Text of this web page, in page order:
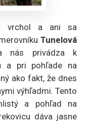
vrchol a ani sa
Tunelová
nás privádza k
a pri pohľade na
ako fakt, že dnes
výhľadmi. Tento
a pohľad na
dáva jasne